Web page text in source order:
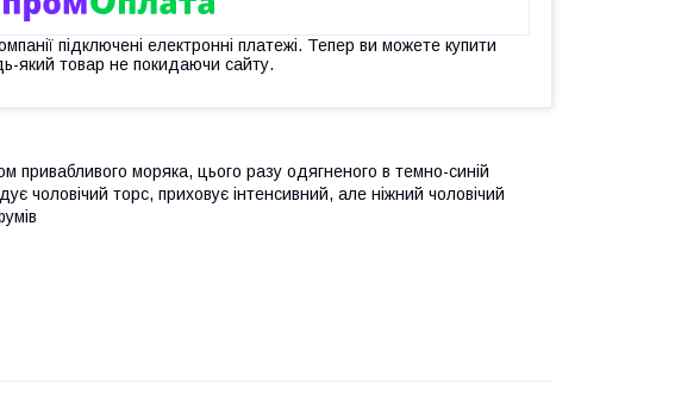
підключені електронні платежі. Тепер ви можете купити
який товар не покидаючи сайту.
моряка, цього разу одягненого в темно-синій
чоловічий торс, приховує інтенсивний, але ніжний чоловічий